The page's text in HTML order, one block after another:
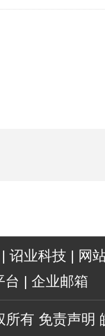
| 诏业科技 | 网
台 | 企业邮箱
所有 免责声明